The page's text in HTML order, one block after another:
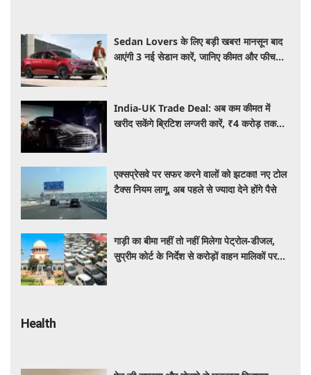
Sedan Lovers के लिए बड़ी खबर! मानसून बाद
आएंगी 3 नई सेडान कारें, जानिए कीमत और फीचर्स
India-UK Trade Deal: अब कम कीमत में
खरीद सकेंगे ब्रिटिश लग्जरी कारें, ₹4 करोड़ तक
एक्सप्रेसवे पर सफर करने वालों को झटका! नए टोल
टैक्स नियम लागू, अब पहले से ज्यादा देने होंगे पैसे
गाड़ी का बीमा नहीं तो नहीं मिलेगा पेट्रोल-डीजल,
सुप्रीम कोर्ट के निर्देश से करोड़ों वाहन मालिकों पर
Health